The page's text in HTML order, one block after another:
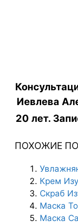
Иевлева
20 лет.
ПОХОЖИЕ
Крем
Скраб
Маска
Маска